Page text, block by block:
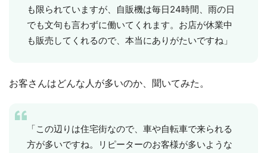
も限られていますが、自販機は毎日24時間、雨の日
でも文句も言わずに働いてくれます。お店が休業中
も販売してくれるので、本当にありがたいですね」
お客さんはどんな人が多いのか、聞いてみた。
「この辺りは住宅街なので、車や自転車で来られる
方が多いですね。リピーターのお客様が多いような